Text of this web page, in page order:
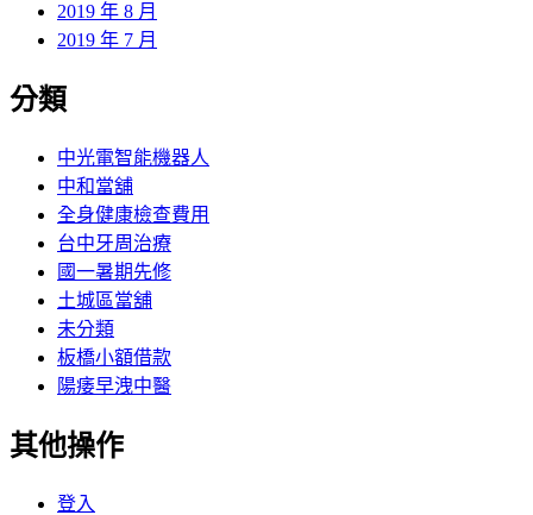
2019 年 8 月
2019 年 7 月
分類
中光電智能機器人
中和當舖
全身健康檢查費用
台中牙周治療
國一暑期先修
土城區當舖
未分類
板橋小額借款
陽痿早洩中醫
其他操作
登入